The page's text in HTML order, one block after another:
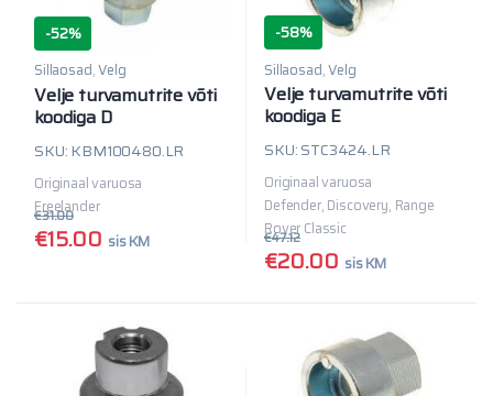
-52%
Sillaosad,Velg
Velje turvamutrite võti
koodiga D
SKU: KBM100480.LR
Originaal varuosa
Freelander
€15.00
€31.00
sis KM
-58%
Sillaosad,Velg
Velje turvamutrite võti
koodiga E
SKU: STC3424.LR
Originaal varuosa
Defender, Discovery, Range
Rover Classic
€20.00
€47.12
sis KM